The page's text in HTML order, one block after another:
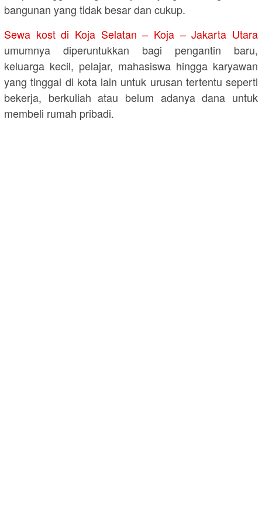
bangunan yang tidak besar dan cukup.
Sewa kost di Koja Selatan – Koja – Jakarta Utara
umumnya diperuntukkan bagi pengantin baru,
keluarga kecil, pelajar, mahasiswa hingga karyawan
yang tinggal di kota lain untuk urusan tertentu seperti
bekerja, berkuliah atau belum adanya dana untuk
membeli rumah pribadi.